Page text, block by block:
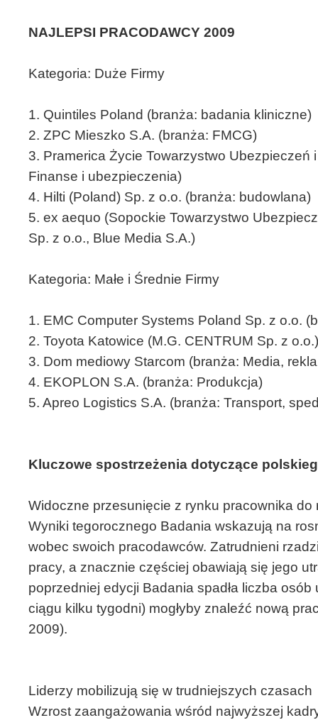
NAJLEPSI PRACODAWCY 2009
Kategoria: Duże Firmy
1. Quintiles Poland (branża: badania kliniczne)
2. ZPC Mieszko S.A. (branża: FMCG)
3. Pramerica Życie Towarzystwo Ubezpieczeń
Finanse i ubezpieczenia)
4. Hilti (Poland) Sp. z o.o. (branża: budowlana)
5. ex aequo (Sopockie Towarzystwo
Sp. z o.o., Blue Media S.A.)
Kategoria: Małe i Średnie Firmy
1. EMC Computer Systems Poland Sp. z o.o.
2. Toyota Katowice (M.G. CENTRUM Sp. z
3. Dom mediowy Starcom (branża: Media,
4. EKOPLON S.A. (branża: Produkcja)
5. Apreo Logistics S.A. (branża: Transport,
Kluczowe spostrzeżenia dotyczące
Widoczne przesunięcie z rynku pracownika do
Wyniki tegorocznego Badania wskazują na
wobec swoich pracodawców. Zatrudnieni
pracy, a znacznie częściej obawiają się jego
poprzedniej edycji Badania spadła liczba
ciągu kilku tygodni) mogłyby znaleźć nową
2009).
Liderzy mobilizują się w trudniejszych czasach
Wzrost zaangażowania wśród najwyższej